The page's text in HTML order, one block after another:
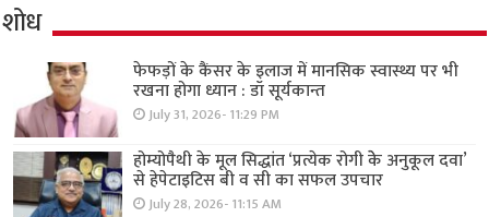
शोध
फेफड़ों के कैंसर के इलाज में मानसिक स्वास्थ्य पर भी
रखना होगा ध्यान : डॉ सूर्यकान्त
July 31, 2026- 11:29 PM
होम्योपैथी के मूल सिद्धांत ‘प्रत्येक रोगी केे अनुकूल दवा’
से हेपेटाइटिस बी व सी का सफल उपचार
July 28, 2026- 11:15 AM